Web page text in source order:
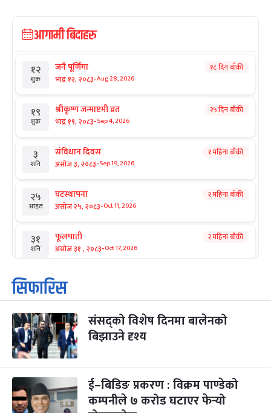
आगामी बिदाहरु
१२
शुक्र
जनै पूर्णिमा
भाद्र १२, २०८३-Aug 28, 2026
१८ दिन बाँकी
१९
शुक्र
श्रीकृष्ण जन्माष्टमी व्रत
भाद्र १९, २०८३-Sep 4, 2026
२५ दिन बाँकी
३
शनि
संविधान दिवस
असोज ३, २०८३-Sep 19, 2026
१ महिना बाँकी
२५
आइत
घटस्थापना
असोज २५, २०८३-Oct 11, 2026
२ महिना बाँकी
३१
शनि
फूलपाती
असोज ३१ , २०८३-Oct 17, 2026
२ महिना बाँकी
१
आइत
कार्तिक सङ्क्रान्ति
कार्तिक १, २०८३
३
मंगल
महानवमी
कार्तिक ३, २०८३-Oct 20, 2026
२ महिना बाँकी
४
बुध कार्तिक ४, २०८३ -Oct 21, 2026
५ पापा‌ङ्कुशा एकादशी व्रत २ महिना बाँकी
सिफारिस
संसद्को विशेष दिनमा बालेनको
बिझाउने दृश्य
ई–बिडिङ प्रकरण : विक्रम पाण्डेको
कम्पनीले ७ करोड घटाएर फेर्‍यो